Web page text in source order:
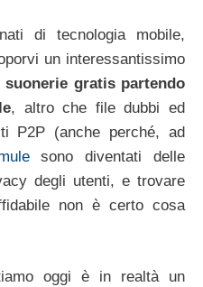
di tecnologia mobile,
un interessantissimo
suonerie gratis partendo
, altro che file dubbi ed
P2P (anche perché, ad
sono diventati delle
degli utenti, e trovare
non è certo cosa
oggi è in realtà un